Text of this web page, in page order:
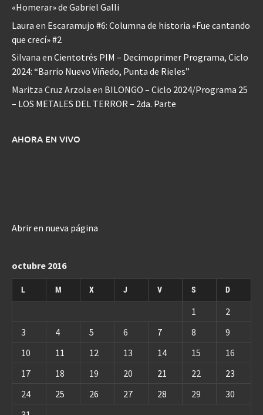
«Homerar» de Gabriel Galli
Laura en Escaramujo #6: Columna de historia «Fue cantando
que crecí» #2
Silvana en Cientotrés PIM – Decimoprimer Programa, Ciclo
2024: “Barrio Nuevo Viñedo, Punta de Rieles”
Maritza Cruz Arzola en BILONGO – Ciclo 2024/Programa 25
– LOS METALES DEL TERROR – 2da. Parte
AHORA EN VIVO
Abrir en nueva página
octubre 2016
L M X J V S D
1
2
3
4 5 6 7 8
9
10
11 12 13 14 15
16
17
18 19 20 21 22
23
24
25 26 27 28 29
30